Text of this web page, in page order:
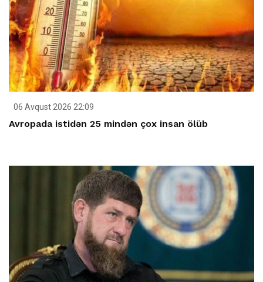
06 Avqust 2026 22:09
Avropada istidən 25 mindən çox insan ölüb